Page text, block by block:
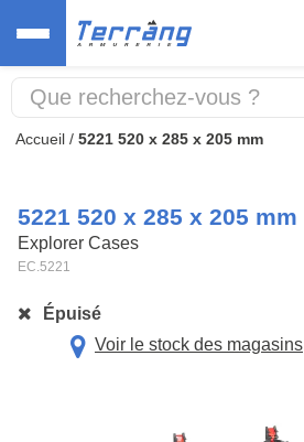
Accueil / 5221 520 x 285 x 205 mm
5221 520 x 285 x 205 mm
Explorer Cases
EC.5221
Épuisé
Voir le stock des magasins